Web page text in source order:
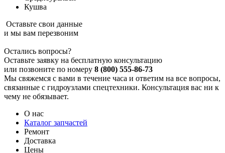
Кушва
Оставьте свои данные
и мы вам перезвоним
Остались вопросы?
Оставьте заявку на бесплатную консультацию
или позвоните по номеру 8 (800) 555-86-73
Мы свяжемся с вами в течение часа и ответим на все вопросы,
связанные с гидроузлами спецтехники. Консультация вас ни к
чему не обязывает.
О нас
Каталог запчастей
Ремонт
Доставка
Цены